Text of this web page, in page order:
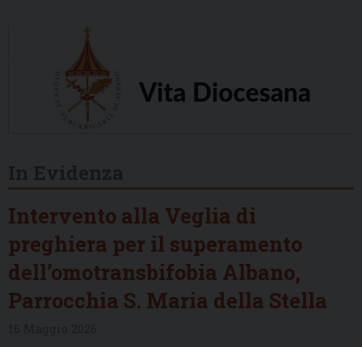
Intervento alla Veglia di
preghiera per il superamento
dell’omotransbifobia Albano,
Parrocchia S. Maria della Stella